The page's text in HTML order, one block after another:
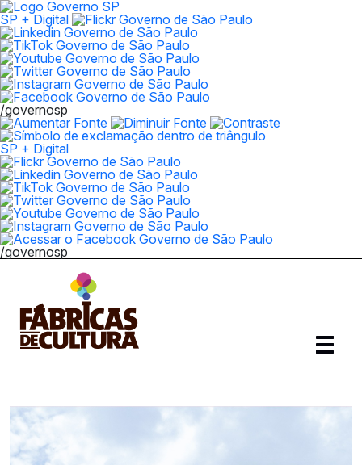
SP + Digital
/governosp
SP + Digital
/governosp